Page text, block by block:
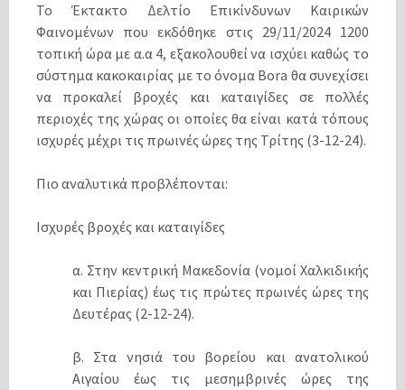
Το Έκτακτο Δελτίο Επικίνδυνων Καιρικών
Φαινομένων που εκδόθηκε στις 29/11/2024 1200
τοπική ώρα με α.α 4, εξακολουθεί να ισχύει καθώς το
σύστημα κακοκαιρίας με το όνομα Bora θα συνεχίσει
να προκαλεί βροχές και καταιγίδες σε πολλές
περιοχές της χώρας οι οποίες θα είναι κατά τόπους
ισχυρές μέχρι τις πρωινές ώρες της Τρίτης (3-12-24).
Πιο αναλυτικά προβλέπονται:
Ισχυρές βροχές και καταιγίδες
α. Στην κεντρική Μακεδονία (νομοί Χαλκιδικής
και Πιερίας) έως τις πρώτες πρωινές ώρες της
Δευτέρας (2-12-24).
β. Στα νησιά του βορείου και ανατολικού
Αιγαίου έως τις μεσημβρινές ώρες της